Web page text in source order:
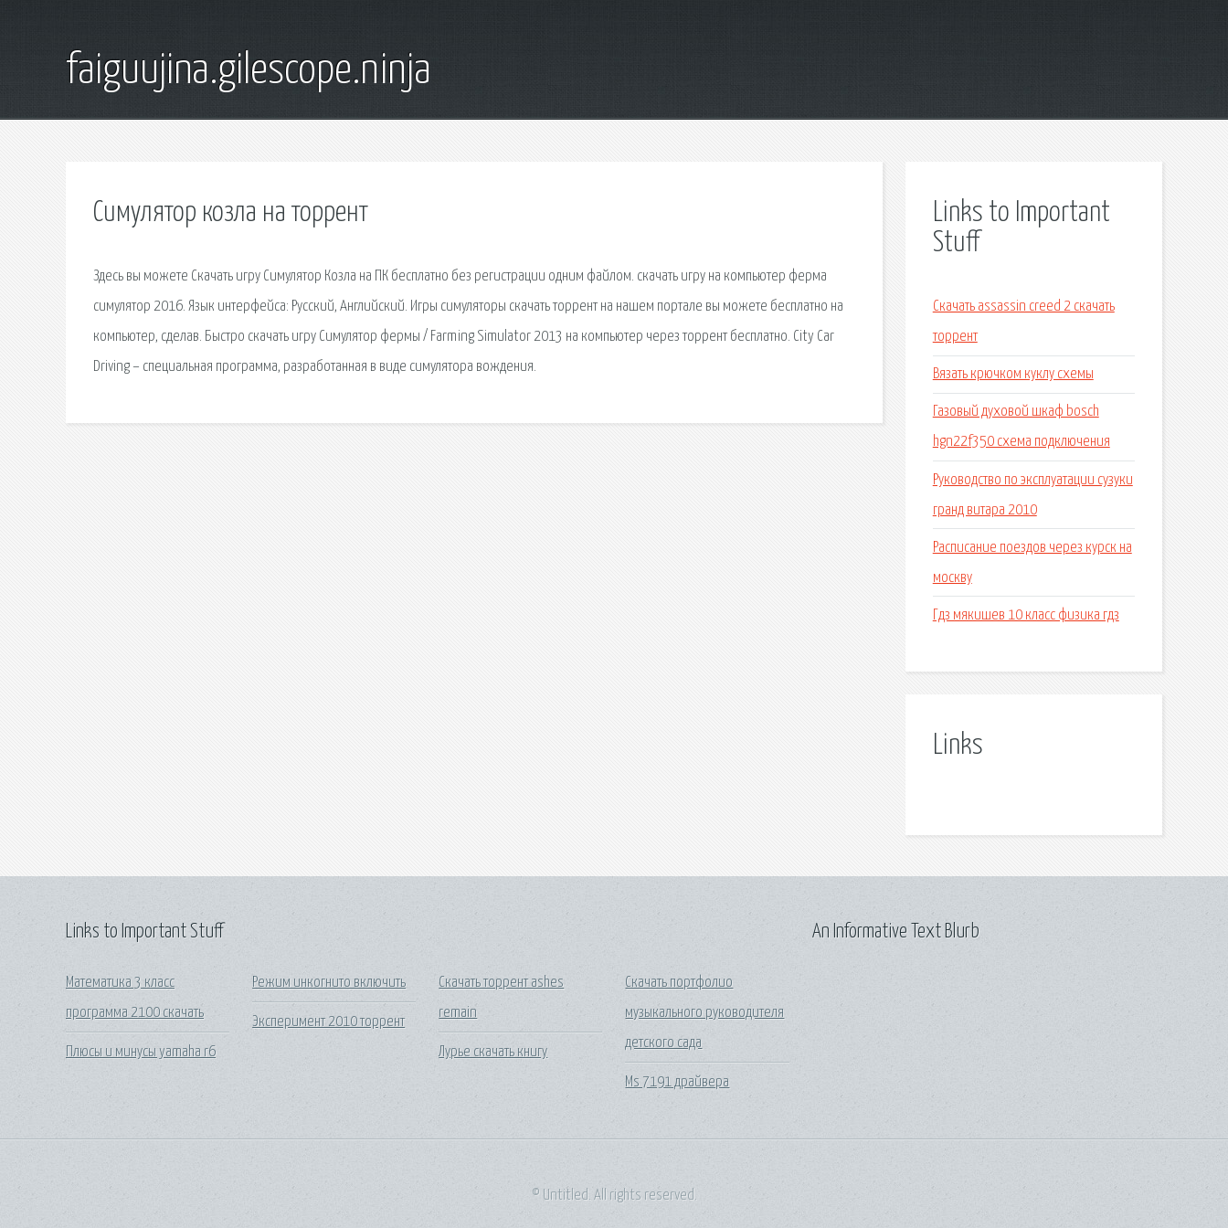
faiguujina.gilescope.ninja
Симулятор козла на торрент
Здесь вы можете Скачать игру Симулятор Козла на ПК бесплатно без регистрации одним файлом. скачать игру на компьютер ферма
симулятор 2016. Язык интерфейса: Русский, Английский. Игры симуляторы скачать торрент на нашем портале вы можете бесплатно на
компьютер, сделав. Быстро скачать игру Симулятор фермы / Farming Simulator 2013 на компьютер через торрент бесплатно. City Car
Driving – специальная программа, разработанная в виде симулятора вождения.
Links to Important
Stuff
Скачать assassin creed 2 скачать
торрент
Вязать крючком куклу схемы
Газовый духовой шкаф bosch
hgn22f350 схема подключения
Руководство по эксплуатации сузуки
гранд витара 2010
Расписание поездов через курск на
москву
Гдз мякишев 10 класс физика гдз
Links
Links to Important Stuff
Математика 3 класс
программа 2100 скачать
Плюсы и минусы yamaha r6
Режим инкогнито включить
Эксперимент 2010 торрент
Скачать торрент ashes
remain
Лурье скачать книгу
Скачать портфолио
музыкального руководителя
детского сада
Ms 7191 драйвера
An Informative Text Blurb
© Untitled. All rights reserved.